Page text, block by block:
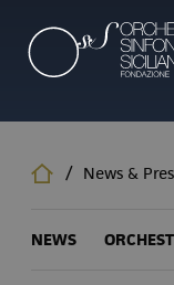
contenuto
principale
/ News &
NEWS